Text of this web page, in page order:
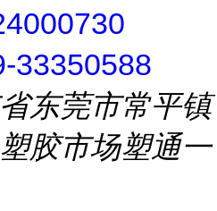
33350588
东莞市常平镇
胶市场塑通一